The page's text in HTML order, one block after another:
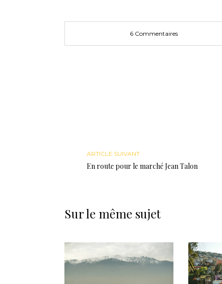
6 Commentaires
ARTICLE SUIVANT
En route pour le marché Jean Talon
Sur le même sujet